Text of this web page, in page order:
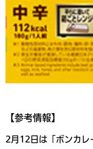
【参考情報】
2月12日は「ボンカレ